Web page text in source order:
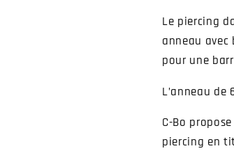
Le piercing
anneau
pour une
L’anneau
C-Bo
piercing en